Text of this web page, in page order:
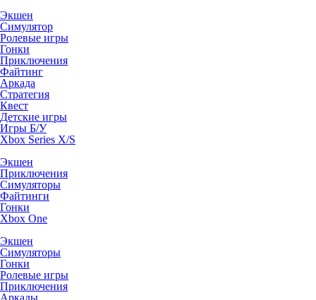
Экшен
Симулятор
Ролевые игры
Гонки
Приключения
Файтинг
Аркада
Стратегия
Квест
Детские игры
Игры Б/У
Xbox Series X/S
Экшен
Приключения
Симуляторы
Файтинги
Гонки
Xbox One
Экшен
Симуляторы
Гонки
Ролевые игры
Приключения
Аркады